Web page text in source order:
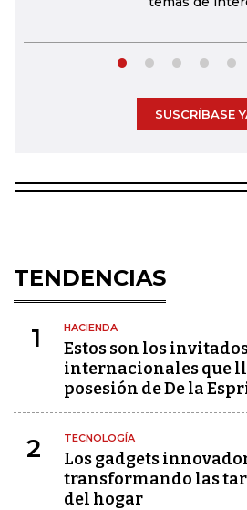
SUSCRÍBASE
TENDENCIAS
1 HACIENDA
Estos son los
internacionales que
posesión de De la
2 TECNOLOGÍA
Los gadgets
transformando las
del hogar